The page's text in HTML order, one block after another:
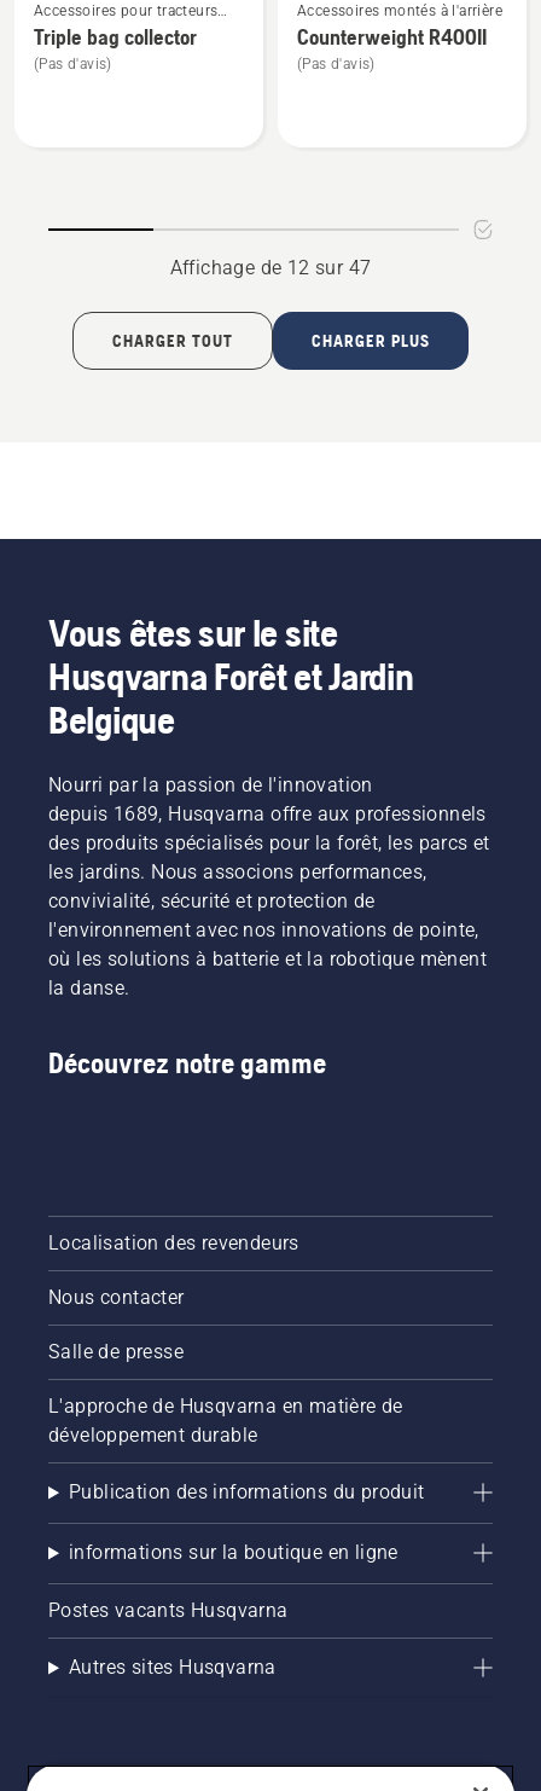
plus
détails
Accessoires pour tracteurs
tondeuses montés à l'arrière
Triple bag collector
(Pas d'avis)
plus
de
détails
Accessoires montés à l'arrière
Counterweight R400II
(Pas d'avis)
Affichage de 12 sur 47
CHARGER TOUT CHARGER PLUS
Vous êtes sur le site
Husqvarna Forêt et Jardin
Belgique
Nourri par la passion de l'innovation
depuis 1689, Husqvarna offre aux professionnels
des produits spécialisés pour la forêt, les parcs et
les jardins. Nous associons performances,
convivialité, sécurité et protection de
l'environnement avec nos innovations de pointe,
où les solutions à batterie et la robotique mènent
la danse.
Découvrez notre gamme
Localisation des revendeurs
Nous contacter
Salle de presse
L'approche de Husqvarna en matière de
développement durable
Publication des informations du produit
informations sur la boutique en ligne
Postes vacants Husqvarna
Autres sites Husqvarna